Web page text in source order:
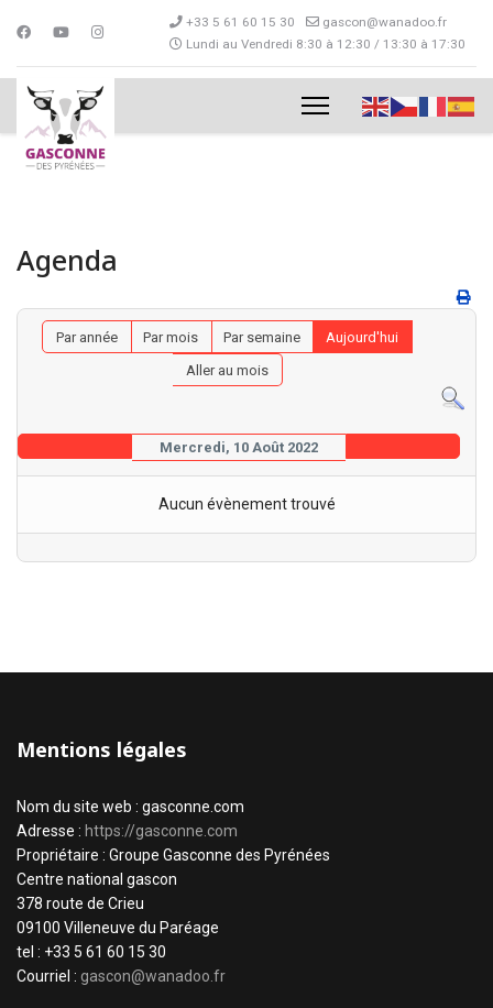
+33 5 61 60 15 30
gascon@wanadoo.fr
Lundi au Vendredi 8:30 à 12:30 / 13:30 à 17:30
Agenda
Par année Par mois Par semaine
Aujourd'hui
Aller au mois
Mercredi, 10 Août 2022
Aucun évènement trouvé
Mentions légales
Nom du site web : gasconne.com
Adresse : https://gasconne.com
Propriétaire : Groupe Gasconne des Pyrénées
Centre national gascon
378 route de Crieu
09100 Villeneuve du Paréage
tel : +33 5 61 60 15 30
Courriel : gascon@wanadoo.fr